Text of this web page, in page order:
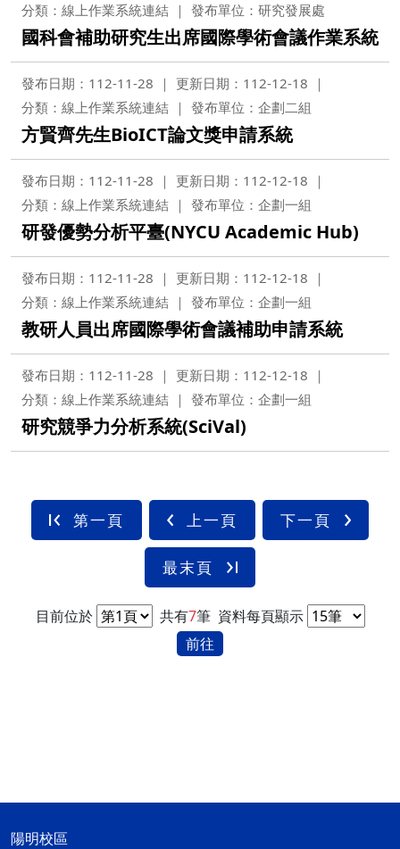
分類：線上作業系統連結
發布單位：研究發展處
國科會補助研究生出席國際學術會議作業系統
發布日期：112-11-28
更新日期：112-12-18
分類：線上作業系統連結
發布單位：企劃二組
方賢齊先生BioICT論文獎申請系統
發布日期：112-11-28
更新日期：112-12-18
分類：線上作業系統連結
發布單位：企劃一組
研發優勢分析平臺(NYCU Academic Hub)
發布日期：112-11-28
更新日期：112-12-18
分類：線上作業系統連結
發布單位：企劃一組
教研人員出席國際學術會議補助申請系統
發布日期：112-11-28
更新日期：112-12-18
分類：線上作業系統連結
發布單位：企劃一組
研究競爭力分析系統(SciVal)
第一頁 上一頁 下一頁
最末頁
目前位於 共有7筆 資料每頁顯示
前往
陽明校區